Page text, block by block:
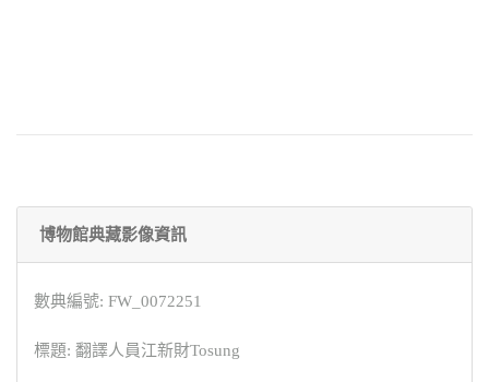
博物館典藏影像資訊
數典編號: FW_0072251
標題: 翻譯人員江新財Tosung